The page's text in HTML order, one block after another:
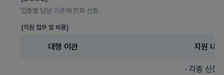
업종별 담당 기관에 전화 신청
[지원 업무 및 비용]
대행 이관 지원 내용
· 각종 신청